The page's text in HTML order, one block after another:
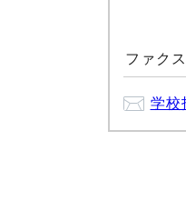
ファク
学校